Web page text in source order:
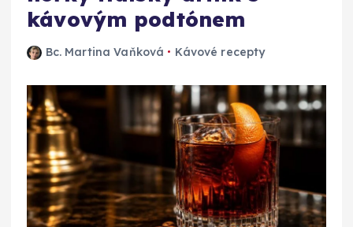
kávovým podtónem
Bc. Martina Vaňková Kávové recepty